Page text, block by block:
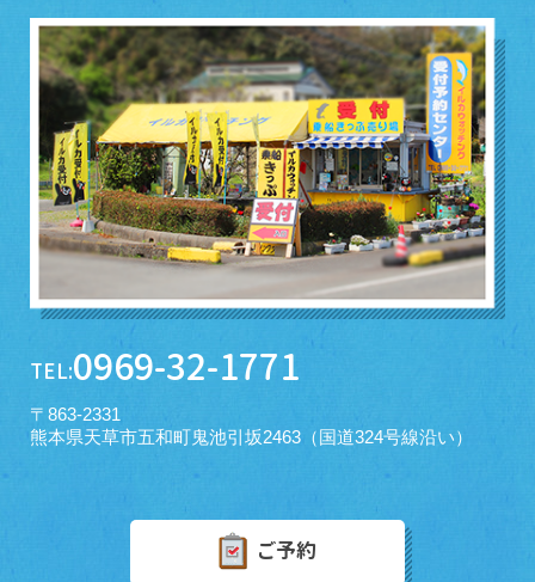
TEL:0969-32-1771
〒863-2331
熊本県天草市五和町鬼池引坂2463（国道324号線沿い）
ご予約